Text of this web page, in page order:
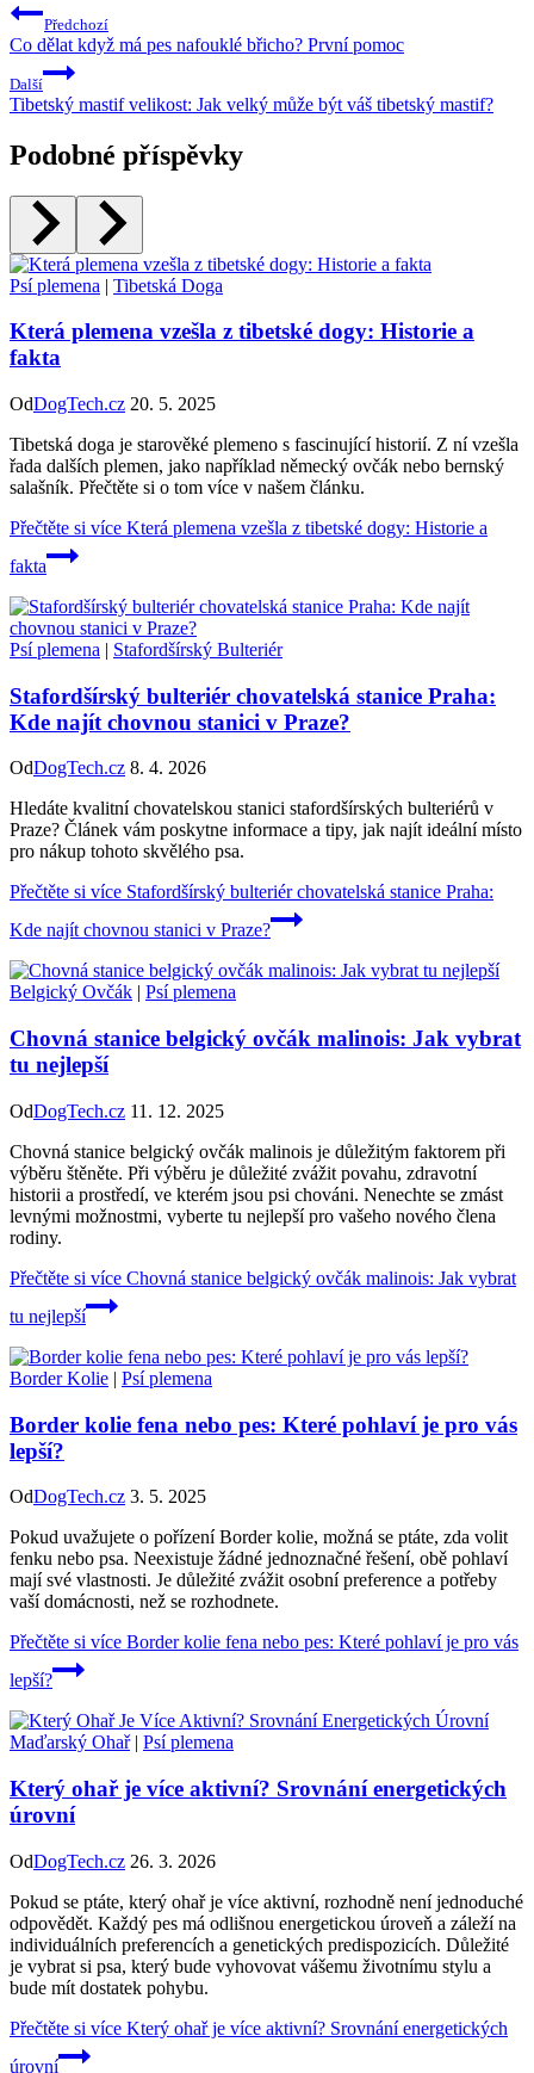
Předchozí
Co dělat když má pes nafouklé břicho? První pomoc
Další
Tibetský mastif velikost: Jak velký může být váš tibetský mastif?
Podobné příspěvky
Psí plemena | Tibetská Doga
Která plemena vzešla z tibetské dogy: Historie a
fakta
OdDogTech.cz 20. 5. 2025
Tibetská doga je starověké plemeno s fascinující historií. Z ní vzešla
řada dalších plemen, jako například německý ovčák nebo bernský
salašník. Přečtěte si o tom více v našem článku.
Přečtěte si více Která plemena vzešla z tibetské dogy: Historie a
fakta
Psí plemena | Stafordšírský Bulteriér
Stafordšírský bulteriér chovatelská stanice Praha:
Kde najít chovnou stanici v Praze?
OdDogTech.cz 8. 4. 2026
Hledáte kvalitní chovatelskou stanici stafordšírských bulteriérů v
Praze? Článek vám poskytne informace a tipy, jak najít ideální místo
pro nákup tohoto skvělého psa.
Přečtěte si více Stafordšírský bulteriér chovatelská stanice Praha:
Kde najít chovnou stanici v Praze?
Belgický Ovčák | Psí plemena
Chovná stanice belgický ovčák malinois: Jak vybrat
tu nejlepší
OdDogTech.cz 11. 12. 2025
Chovná stanice belgický ovčák malinois je důležitým faktorem při
výběru štěněte. Při výběru je důležité zvážit povahu, zdravotní
historii a prostředí, ve kterém jsou psi chováni. Nenechte se zmást
levnými možnostmi, vyberte tu nejlepší pro vašeho nového člena
rodiny.
Přečtěte si více Chovná stanice belgický ovčák malinois: Jak vybrat
tu nejlepší
Border Kolie | Psí plemena
Border kolie fena nebo pes: Které pohlaví je pro vás
lepší?
OdDogTech.cz 3. 5. 2025
Pokud uvažujete o pořízení Border kolie, možná se ptáte, zda volit
fenku nebo psa. Neexistuje žádné jednoznačné řešení, obě pohlaví
mají své vlastnosti. Je důležité zvážit osobní preference a potřeby
vaší domácnosti, než se rozhodnete.
Přečtěte si více Border kolie fena nebo pes: Které pohlaví je pro vás
lepší?
Maďarský Ohař| Psí plemena
Který ohař je více aktivní? Srovnání energetických
úrovní
OdDogTech.cz 26. 3. 2026
Pokud se ptáte, který ohař je více aktivní, rozhodně není jednoduché
odpovědět. Každý pes má odlišnou energetickou úroveň a záleží na
individuálních preferencích a genetických predispozicích. Důležité
je vybrat si psa, který bude vyhovovat vášemu životnímu stylu a
bude mít dostatek pohybu.
Přečtěte si více Který ohař je více aktivní? Srovnání energetických
úrovní